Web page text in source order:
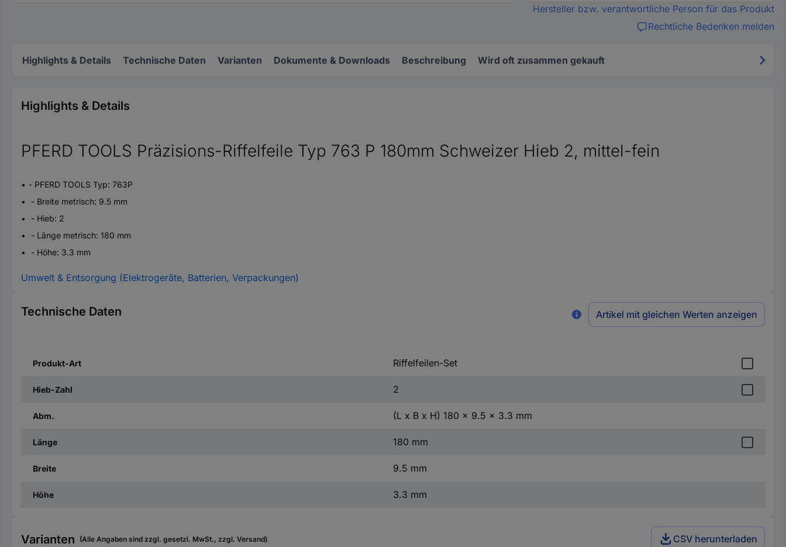
Hersteller bzw. verantwortliche Person für das Produkt
Rechtliche Bedenken melden
Highlights & Details Technische Daten Varianten Dokumente & Downloads Beschreibung Wird oft zusammen gekauft
Highlights & Details
PFERD TOOLS Präzisions-Riffelfeile Typ 763 P 180mm Schweizer Hieb 2, mittel-fein
- PFERD TOOLS Typ: 763P
- Breite metrisch: 9.5 mm
- Hieb: 2
- Länge metrisch: 180 mm
- Höhe: 3.3 mm
Umwelt & Entsorgung (Elektrogeräte, Batterien, Verpackungen)
Technische Daten Artikel mit gleichen Werten anzeigen
Produkt-Art Riffelfeilen-Set
Hieb-Zahl 2
Abm. (L x B x H) 180 x 9.5 x 3.3 mm
Länge 180 mm
Breite 9.5 mm
Höhe 3.3 mm
Varianten (Alle Angaben sind zzgl. gesetzl. MwSt., zzgl. Versand) CSV herunterladen